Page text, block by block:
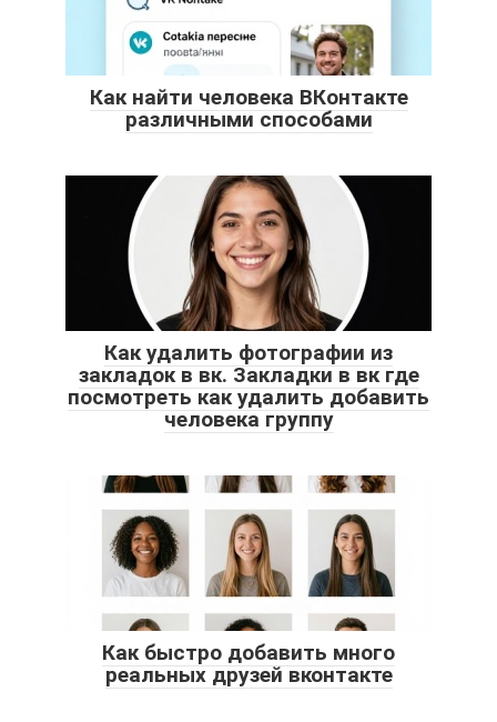
Как найти человека ВКонтакте
различными способами
Как удалить фотографии из
закладок в вк. Закладки в вк где
посмотреть как удалить добавить
человека группу
Как быстро добавить много
реальных друзей вконтакте